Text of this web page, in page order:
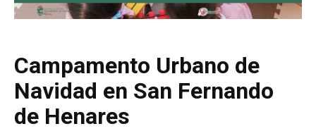
Campamento Urbano de
Navidad en San Fernando
de Henares